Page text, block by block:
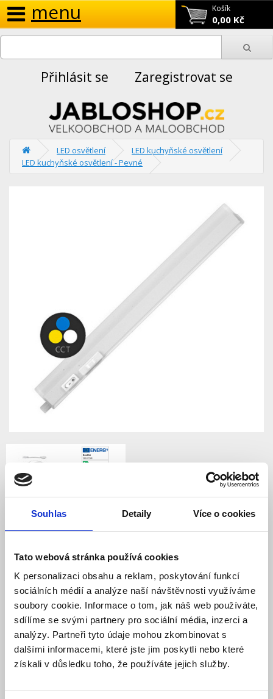
Souhlas Detaily Více o cookies
Tato webová stránka používá cookies
K personalizaci obsahu a reklam, poskytování funkcí
sociálních médií a analýze naší návštěvnosti využíváme
soubory cookie. Informace o tom, jak náš web používáte,
sdílíme se svými partnery pro sociální média, inzerci a
analýzy. Partneři tyto údaje mohou zkombinovat s
dalšími informacemi, které jste jim poskytli nebo které
získali v důsledku toho, že používáte jejich služby.
Košík
0,00 Kč
menu
Přihlásit se Zaregistrovat se
LED osvětlení
LED kuchyňské osvětlení
LED kuchyňské osvětlení - Pevné
LED kuchyňské svítidlo
SLICK 9W, 3000 - 6500K,
1080Lm, s přívodním
kabelem - ECOLITE
Model: TL2001-CCT/9W | Výrobce:ECOLITE
Produktové číslo: 745 / 003855
Doporučená koncová cena s DPH:
296,69 Kč